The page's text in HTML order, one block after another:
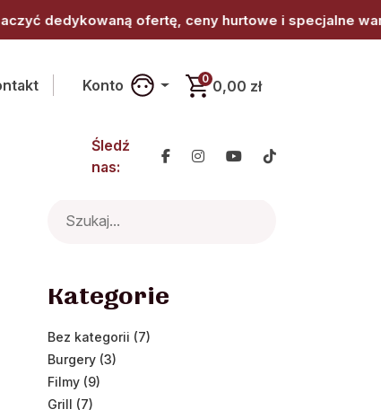
hurtowe i specjalne warunki współpracy. •
Konto 0 0,00 zł
Śledź
nas:
for:
Kategorie
Bez kategorii (7)
Burgery (3)
Filmy (9)
Grill (7)